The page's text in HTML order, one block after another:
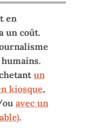
en
un coût.
un
kiosque,
avec un
.